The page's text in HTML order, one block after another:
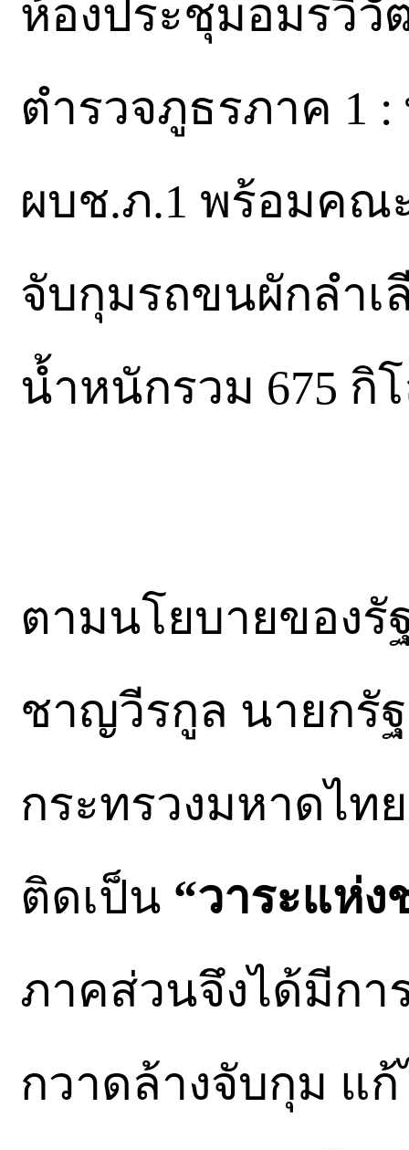
ห้องประชุมอมรวิวั
ตำรวจภูธรภาค 1
ผบช.ภ.1 พร้อมคณ
จับกุมรถขนผักลำเ
น้ำหนักรวม 675 กิ
ตามนโยบายของ
ชาญวีรกูล นายกรั
กระทรวงมหาดไท
ติดเป็น “วาระแห่ง
ภาคส่วนจึงได้มีกา
กวาดล้างจับกุม แ